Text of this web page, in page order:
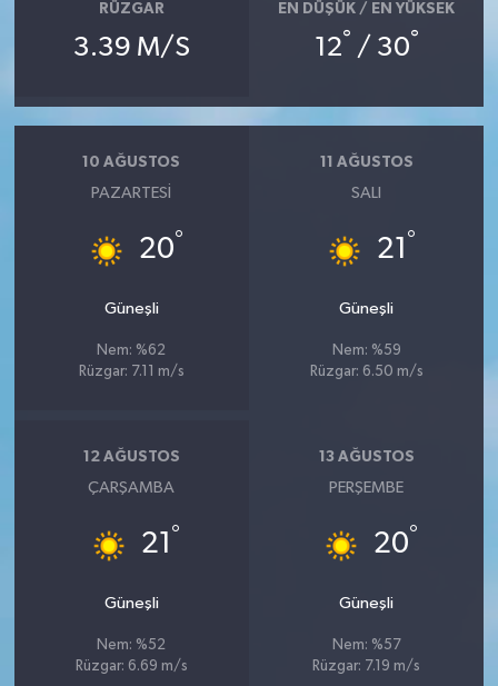
RÜZGAR
3.39 M/S
EN DÜŞÜK / EN YÜKSEK
12° / 30°
10 AĞUSTOS
PAZARTESI
20°
Güneşli
Nem: %62
Rüzgar: 7.11 m/s
11 AĞUSTOS
SALI
21 °
Güneşli
Nem: %59
Rüzgar: 6.50 m/s
12 AĞUSTOS
ÇARŞAMBA
21 °
Güneşli
Nem: %52
Rüzgar: 6.69 m/s
13 AĞUSTOS
PERŞEMBE
20°
Güneşli
Nem: %57
Rüzgar: 7.19 m/s